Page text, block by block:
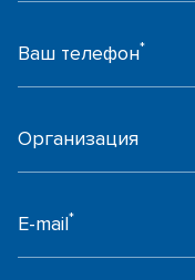
Ваш телефон*
Организация
E-mail*